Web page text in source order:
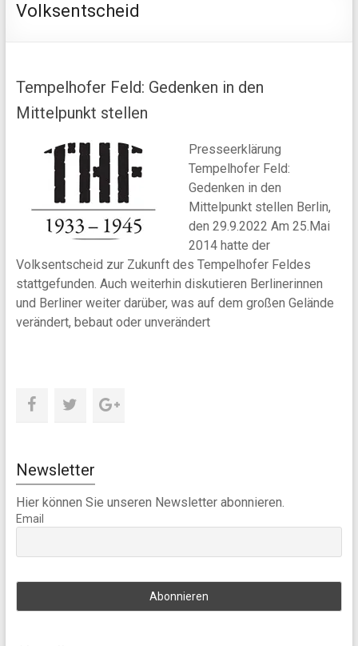
Volksentscheid
Tempelhofer Feld: Gedenken in den
Mittelpunkt stellen
Presseerklärung
Tempelhofer Feld:
Gedenken in den
Mittelpunkt stellen Berlin,
den 29.9.2022 Am 25.Mai
2014 hatte der
Volksentscheid zur Zukunft des Tempelhofer Feldes
stattgefunden. Auch weiterhin diskutieren Berlinerinnen
und Berliner weiter darüber, was auf dem großen Gelände
verändert, bebaut oder unverändert
Newsletter
Hier können Sie unseren Newsletter abonnieren.
Email